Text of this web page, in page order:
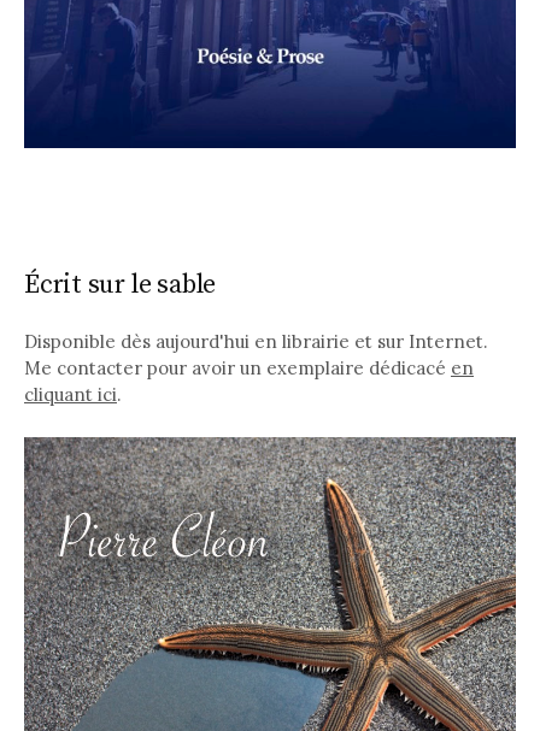
Écrit sur le sable
Disponible dès aujourd'hui en librairie et sur Internet.
Me contacter pour avoir un exemplaire dédicacé en
cliquant ici.